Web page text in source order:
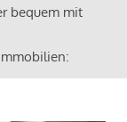
bequem mit